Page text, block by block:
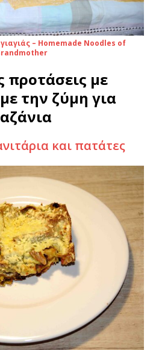
– Homemade Noodles of
προτάσεις με
την ζύμη για
και πατάτες